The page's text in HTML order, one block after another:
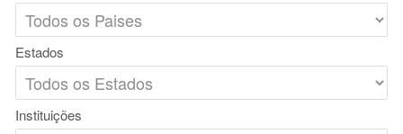
Estados
Instituições